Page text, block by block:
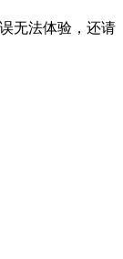
无法体验，还请